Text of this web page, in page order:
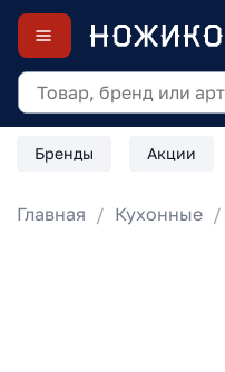
Бренды Акции
Главная Кухонные